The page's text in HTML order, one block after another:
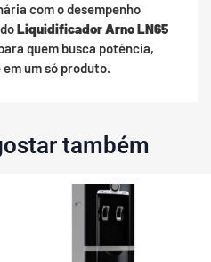
com o desempenho
Liquidificador Arno LN65
quem busca potência,
um só produto.
também